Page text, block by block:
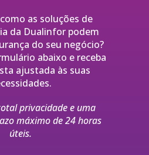
as soluções de
da Dualinfor podem
do seu negócio?
abaixo e receba
ajustada às suas
privacidade e uma
máximo de 24 horas
úteis.